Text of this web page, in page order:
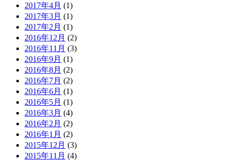
2017年4月 (1)
2017年3月 (1)
2017年2月 (1)
2016年12月 (2)
2016年11月 (3)
2016年9月 (1)
2016年8月 (2)
2016年7月 (2)
2016年6月 (1)
2016年5月 (1)
2016年3月 (4)
2016年2月 (2)
2016年1月 (2)
2015年12月 (3)
2015年11月 (4)